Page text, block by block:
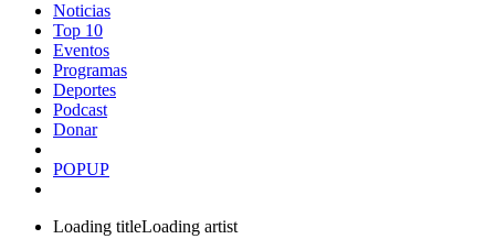
Noticias
Top 10
Eventos
Programas
Deportes
Podcast
Donar
POPUP
Loading titleLoading artist